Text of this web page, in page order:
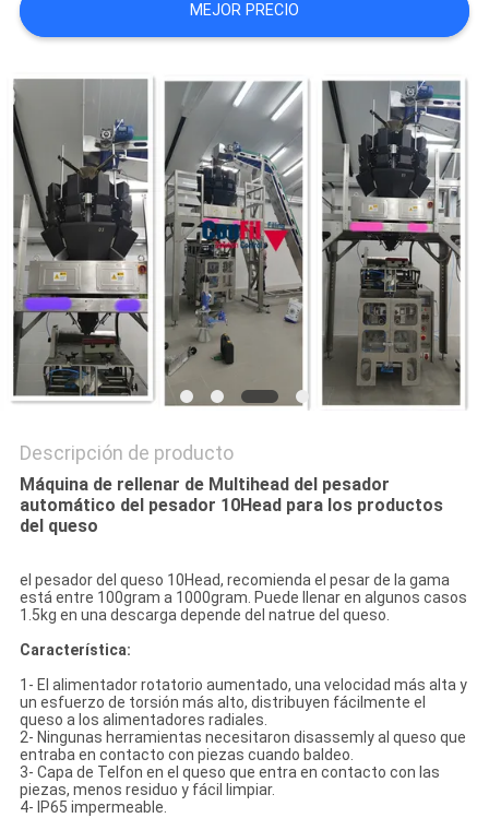
PRIVACY
MEJOR PRECIO
Descripción de producto
Máquina de rellenar de Multihead del pesador
automático del pesador 10Head para los productos
del queso
el pesador del queso 10Head, recomienda el pesar de la gama
está entre 100gram a 1000gram. Puede llenar en algunos casos
1.5kg en una descarga depende del natrue del queso.
Característica:
1- El alimentador rotatorio aumentado, una velocidad más alta y
un esfuerzo de torsión más alto, distribuyen fácilmente el
queso a los alimentadores radiales.
2- Ningunas herramientas necesitaron disassemly al queso que
entraba en contacto con piezas cuando baldeo.
3- Capa de Telfon en el queso que entra en contacto con las
piezas, menos residuo y fácil limpiar.
4- IP65 impermeable.